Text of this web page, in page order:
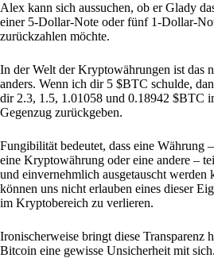
Alex kann sich aussuchen, ob er Glady
einer 5-Dollar-Note oder fünf 1-Dollar-
zurückzahlen möchte.
In der Welt der Kryptowährungen ist das
anders. Wenn ich dir 5 $BTC schulde,
dir 2.3, 1.5, 1.01058 und 0.18942 $BTC
Gegenzug zurückgeben.
Fungibilität bedeutet, dass eine Währung
eine Kryptowährung oder eine andere –
und einvernehmlich ausgetauscht werden
können uns nicht erlauben eines dieser
im Kryptobereich zu verlieren.
Ironischerweise bringt diese Transparenz
Bitcoin eine gewisse Unsicherheit mit sich.